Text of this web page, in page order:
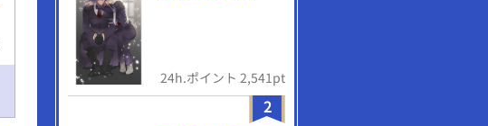
24h.ポイント 2,541pt
2